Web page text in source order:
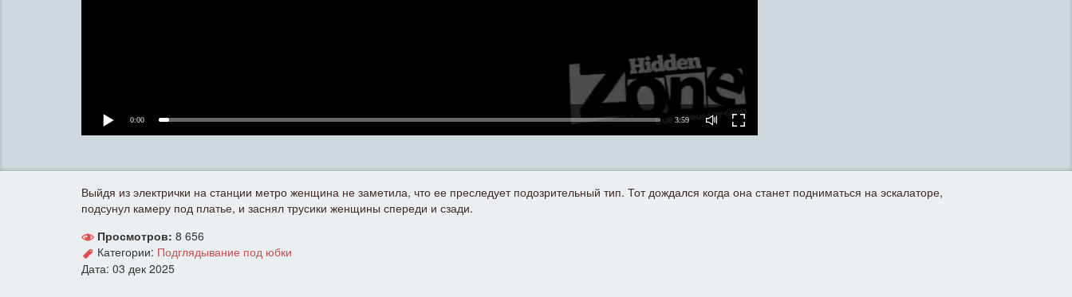
0:00 3:59
Выйдя из электрички на станции метро женщина не заметила, что ее преследует подозрительный тип. Тот дождался когда она станет подниматься на эскалаторе,
подсунул камеру под платье, и заснял трусики женщины спереди и сзади.
Просмотров: 8 656
Категории: Подглядывание под юбки
Дата: 03 дек 2025